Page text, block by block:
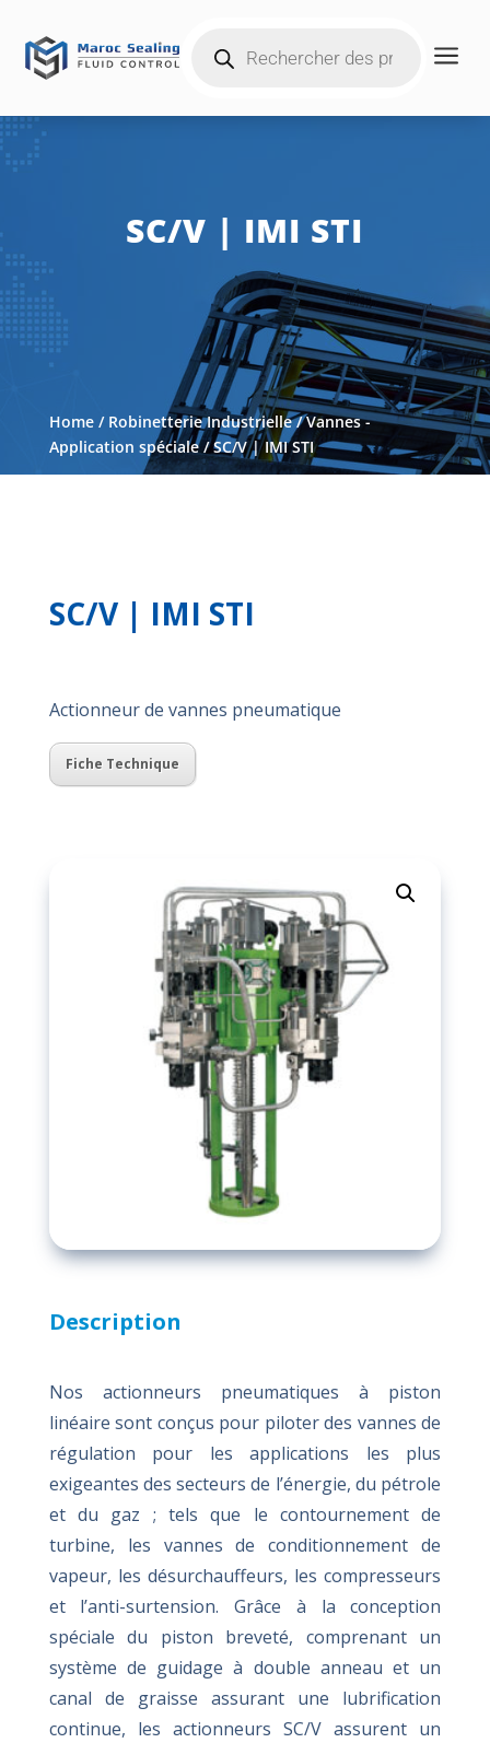
search a
SC/V | IMI STI
Home/ Robinetterie Industrielle/Vannes -
Application spéciale/ SC/V | IMI STI
SC/V | IMI STI
Actionneur de vannes pneumatique
Fiche Technique
Description
Nos actionneurs pneumatiques à piston
linéaire sont conçus pour piloter des vannes de
régulation pour les applications les plus
exigeantes des secteurs de l’énergie, du pétrole
et du gaz ; tels que le contournement de
turbine, les vannes de conditionnement de
vapeur, les désurchauffeurs, les compresseurs
et l’anti-surtension. Grâce à la conception
spéciale du piston breveté, comprenant un
système de guidage à double anneau et un
canal de graisse assurant une lubrification
continue, les actionneurs SC/V assurent un